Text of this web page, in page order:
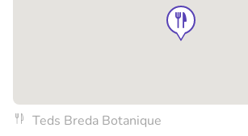
Teds Breda Botanique